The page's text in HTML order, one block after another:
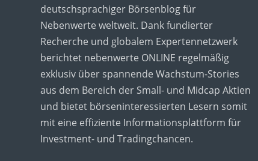
deutschsprachiger Börsenblog für
Nebenwerte weltweit. Dank fundierter
Recherche und globalem Expertennetzwerk
berichtet nebenwerte ONLINE regelmäßig
exklusiv über spannende Wachstum-Stories
aus dem Bereich der Small- und Midcap Aktien
und bietet börseninteressierten Lesern somit
mit eine effiziente Informationsplattform für
Investment- und Tradingchancen.